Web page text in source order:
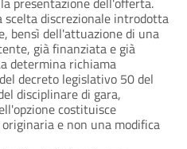
discrezionale introdotta
bensì dell'attuazione di una
già finanziata e già
determina richiama
decreto legislativo 50 del
disciplinare di gara,
costituisce
e non una modifica